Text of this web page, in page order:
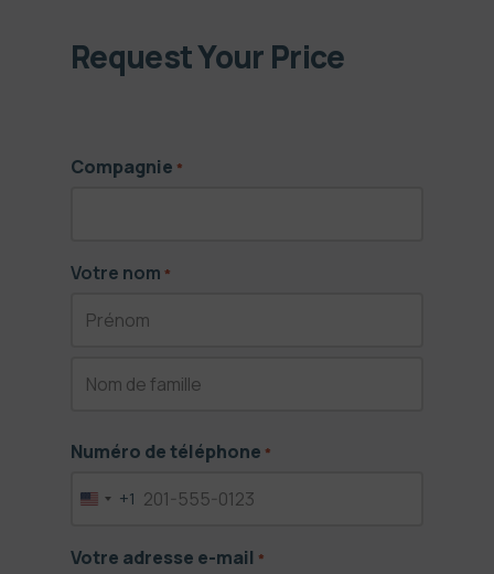
Request Your Price
Compagnie *
Votre nom *
Numéro de téléphone *
United
+1
+1
Votre adresse e-mail *